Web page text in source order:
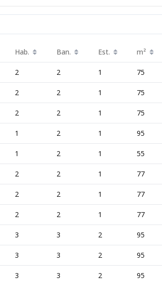
Hab. Ban. Est. m²
2 2 1 75
2 2 1 75
2 2 1 75
1 2 1 95
1 2 1 55
2 2 1 77
2 2 1 77
2 2 1 77
3 3 2 95
3 3 2 95
3 3 2 95